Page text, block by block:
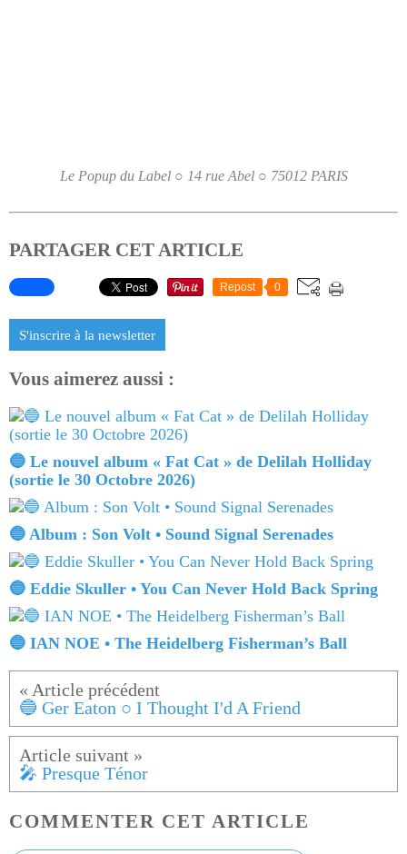
Le Popup du Label ○ 14 rue Abel ○ 75012 PARIS
PARTAGER CET ARTICLE
Repost 0
S'inscrire à la newsletter
Vous aimerez aussi :
🔵 Le nouvel album « Fat Cat » de Delilah Holliday
(sortie le 30 Octobre 2026)
🔵 Album : Son Volt • Sound Signal Serenades
🔵 Eddie Skuller • You Can Never Hold Back Spring
🔵 IAN NOE • The Heidelberg Fisherman’s Ball
🔵 Ger Eaton ○ I Thought I'd A Friend
🎤 Presque Ténor
COMMENTER CET ARTICLE